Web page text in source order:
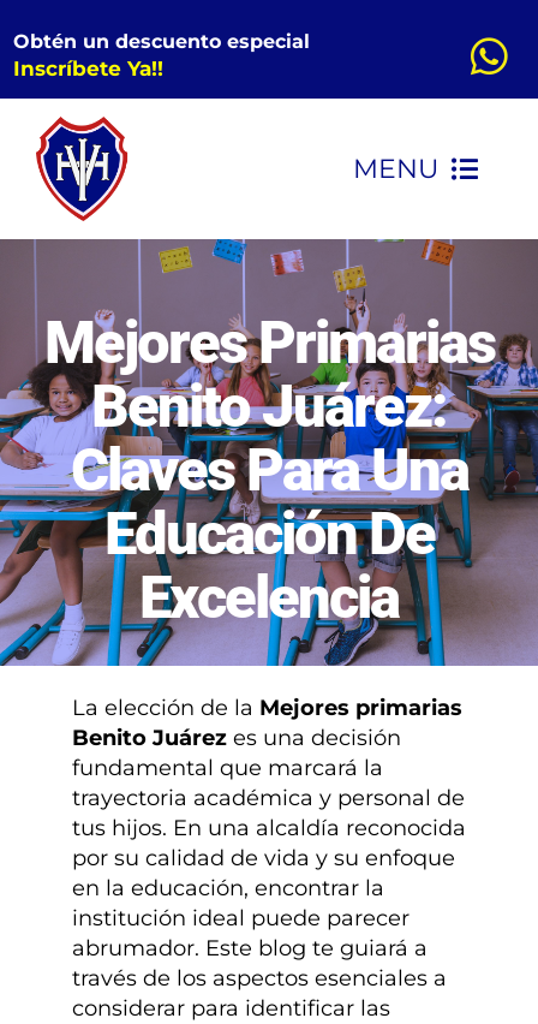
al
contenido
Obtén un descuento especial
Inscríbete Ya!!
MENU
INICIO
CONOCENOS
KINDER
PRIMARIA
¿TIENES DUDAS?
INSCRIPCIONES
Mejores Primarias
Benito Juárez:
Claves Para Una
Educación De
Excelencia
La elección de la Mejores primarias
Benito Juárezes una decisión
fundamental que marcará la
trayectoria académica y personal de
tus hijos. En una alcaldía reconocida
por su calidad de vida y su enfoque
en la educación, encontrar la
institución ideal puede parecer
abrumador. Este blog te guiará a
través de los aspectos esenciales a
considerar para identificar las